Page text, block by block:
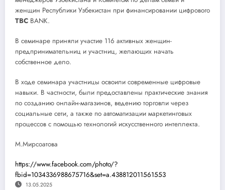
женщин Республики Узбекистан при финансировании цифрового
ТВС BANK.
В семинаре приняли участие 116 активных женщин-
предпринимательниц и участниц, желающих начать
собственное дело.
В ходе семинара участницы освоили современные цифровые
навыки. В частности, были предоставлены практические знания
по созданию онлайн-магазинов, ведению торговли через
социальные сети, а также по автоматизации маркетинговых
процессов с помощью технологий искусственного интеллекта.
М.Мирсоатова
https://www.facebook.com/photo/?
fbid=1034336988675716&set=a.438812011561553
13.05.2025